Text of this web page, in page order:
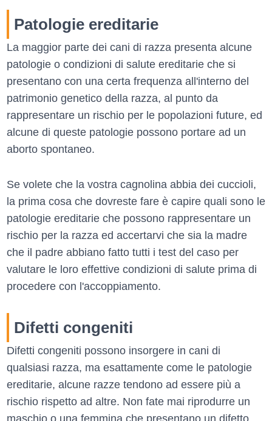
Patologie ereditarie
La maggior parte dei cani di razza presenta alcune
patologie o condizioni di salute ereditarie che si
presentano con una certa frequenza all'interno del
patrimonio genetico della razza, al punto da
rappresentare un rischio per le popolazioni future, ed
alcune di queste patologie possono portare ad un
aborto spontaneo.
Se volete che la vostra cagnolina abbia dei cuccioli,
la prima cosa che dovreste fare è capire quali sono le
patologie ereditarie che possono rappresentare un
rischio per la razza ed accertarvi che sia la madre
che il padre abbiano fatto tutti i test del caso per
valutare le loro effettive condizioni di salute prima di
procedere con l'accoppiamento.
Difetti congeniti
Difetti congeniti possono insorgere in cani di
qualsiasi razza, ma esattamente come le patologie
ereditarie, alcune razze tendono ad essere più a
rischio rispetto ad altre. Non fate mai riprodurre un